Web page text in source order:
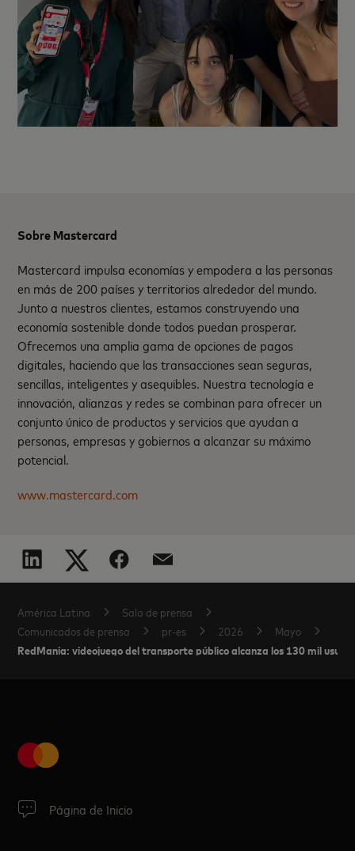
Sobre Mastercard
Mastercard impulsa economías y empodera a las personas
en más de 200 países y territorios alrededor del mundo.
Junto a nuestros clientes, estamos construyendo una
economía sostenible donde todos puedan prosperar.
Ofrecemos una amplia gama de opciones de pagos
digitales, haciendo que las transacciones sean seguras,
sencillas, inteligentes y asequibles. Nuestra tecnología e
innovación, alianzas y redes se combinan para ofrecer un
conjunto único de productos y servicios que ayudan a
personas, empresas y gobiernos a alcanzar su máximo
potencial.
www.mastercard.com
América Latina
Sala de prensa
Comunicados de prensa
pr-es 2026 Mayo
RedMania: videojuego del transporte público alcanza los 130 mil
Página de Inicio